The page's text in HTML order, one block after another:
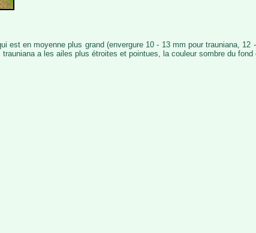
est en moyenne plus grand (envergure 10 - 13 mm pour trauniana,
a les ailes plus étroites et pointues, la couleur sombre du